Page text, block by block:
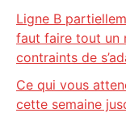
Ligne B
faut faire tout un
contraints de
Ce qui vous
cette semaine